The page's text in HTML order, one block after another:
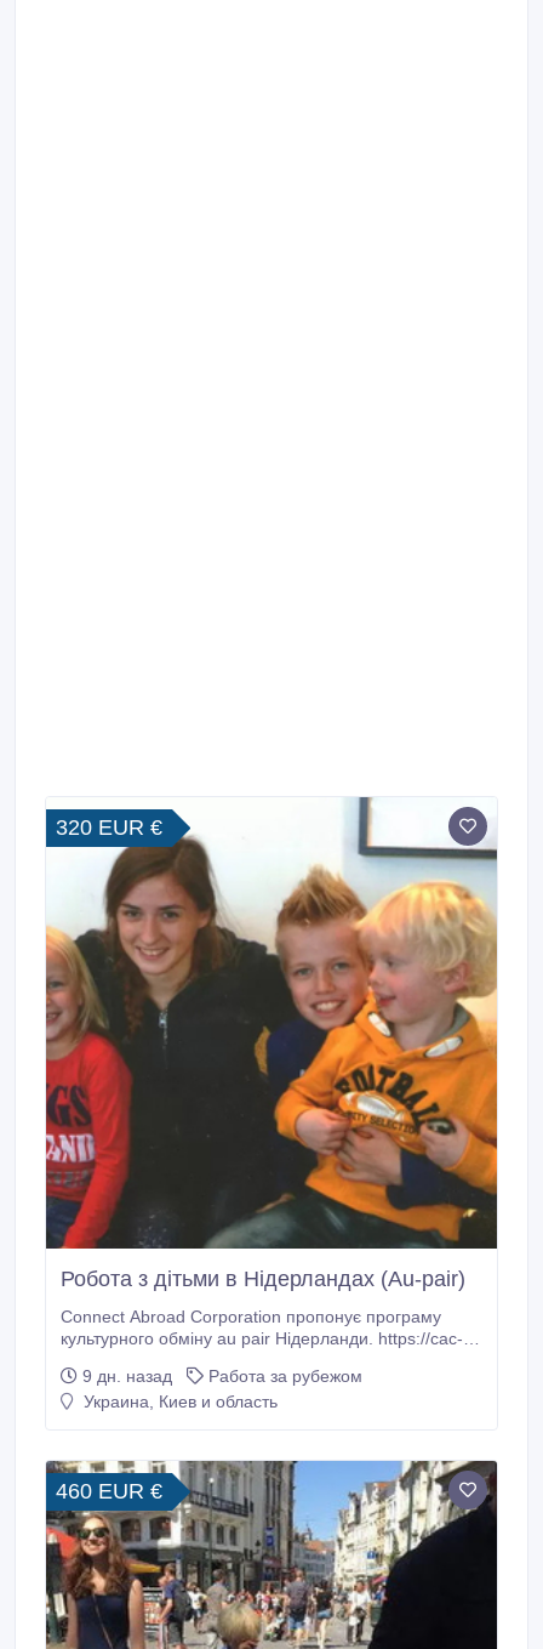
320 EUR €
Робота з дітьми в Нідерландах (Au-pair)
Connect Abroad Corporation пропонує програму
культурного обміну au pair Нідерланди. https://cac-
за дітьми 2. Середня англійська 3. Відсутність
власних дітей Обов'язки • Робота з дітьми в
9 дн. назад
Работа за рубежом
Украина, Киев и область
460 EUR €